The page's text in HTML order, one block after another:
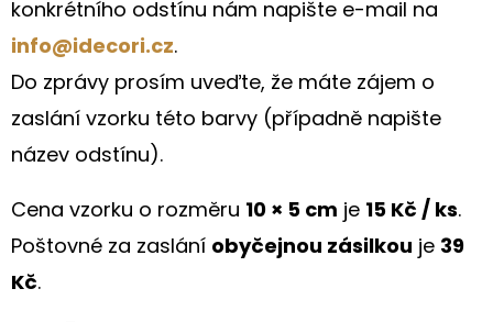
konkrétního odstínu nám napište e-mail na
info@idecori.cz.
Do zprávy prosím uveďte, že máte zájem o
zaslání vzorku této barvy (případně napište
název odstínu).
Cena vzorku o rozměru 10 × 5 cm je 15 Kč / ks.
Poštovné za zaslání obyčejnou zásilkou je 39
Kč.